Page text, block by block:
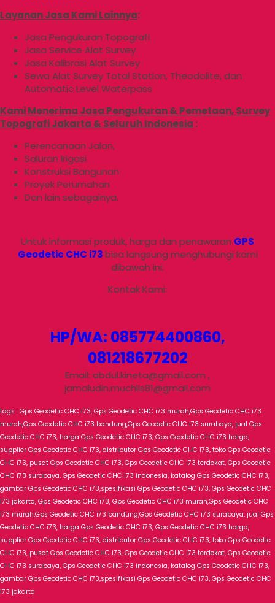
Layanan Jasa Kami Lainnya:
Jasa Pengukuran Topografi
Jasa Service Alat Survey
Jasa Kalibrasi Alat Survey
Sewa Alat Survey Total Station, Theodolite, dan
Automatic Level Waterpass
Kami Menerima Jasa Pengukuran & Pemetaan, Survey
Topografi Jakarta & Seluruh Indonesia :
Perencanaan Jalan,
Saluran Irigasi
Konstruksi Bangunan
Proyek Perumahan
Dan lain sebagainya.
Untuk informasi produk, harga dan penawaran GPS
Geodetic CHC i73bisa langsung menghubungi kami
dibawah ini.
Kontak Kami:
HP/WA: 085774400860,
081218677202
Email: abdul.kineta@gmail.com ,
jamaludin.muchlis81@gmail.com
tags : Gps Geodetic CHC i73, Gps Geodetic CHC i73 murah,Gps Geodetic CHC i73
murah,Gps Geodetic CHC i73 bandung,Gps Geodetic CHC i73 surabaya, jual Gps
Geodetic CHC i73, harga Gps Geodetic CHC i73, Gps Geodetic CHC i73 harga,
supplier Gps Geodetic CHC i73, distributor Gps Geodetic CHC i73, toko Gps Geodetic
CHC i73, pusat Gps Geodetic CHC i73, Gps Geodetic CHC i73 terdekat, Gps Geodetic
CHC i73 surabaya, Gps Geodetic CHC i73 indonesia, katalog Gps Geodetic CHC i73,
gambar Gps Geodetic CHC i73,spesifikasi Gps Geodetic CHC i73, Gps Geodetic CHC
i73 jakarta, Gps Geodetic CHC i73, Gps Geodetic CHC i73 murah,Gps Geodetic CHC
i73 murah,Gps Geodetic CHC i73 bandung,Gps Geodetic CHC i73 surabaya, jual Gps
Geodetic CHC i73, harga Gps Geodetic CHC i73, Gps Geodetic CHC i73 harga,
supplier Gps Geodetic CHC i73, distributor Gps Geodetic CHC i73, toko Gps Geodetic
CHC i73, pusat Gps Geodetic CHC i73, Gps Geodetic CHC i73 terdekat, Gps Geodetic
CHC i73 surabaya, Gps Geodetic CHC i73 indonesia, katalog Gps Geodetic CHC i73,
gambar Gps Geodetic CHC i73,spesifikasi Gps Geodetic CHC i73, Gps Geodetic CHC
i73 jakarta